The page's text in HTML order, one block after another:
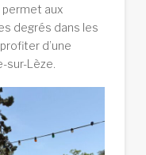
aux
degrés dans les
d’une
sur-Lèze.